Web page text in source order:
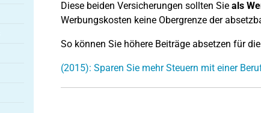
Diese beiden Versicherungen sollten Sieals
Werbungskosten keine Obergrenze der
So können Sie höhere Beiträge absetzen für die
(2015): Sparen Sie mehr Steuern mit einer